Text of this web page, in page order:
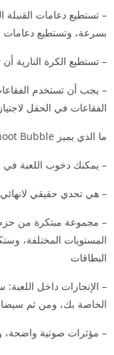
– تستطيع دعامات
بسرعة، وتستطيع دعامات
– تستطيع الكرة النارية
– يجب أن تستخدم
الفقاعات في الحقل
ما الذي يميز Shoot Bubble؟
– يمكنك دخوب اللعبة
– هي تحدي حقيقي
– مجموعة مبتكرة من
المستويات المختلفة،
البطاقات
– الإنجازات داخل
الخاصة بك، ومن ثم
– مؤثرات صوتية واضحة،